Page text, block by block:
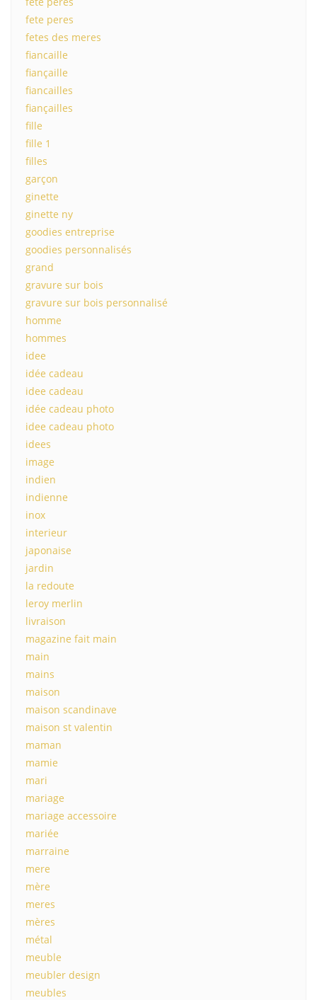
fete peres
fetes des meres
fiancaille
fiançaille
fiancailles
fiançailles
fille
fille 1
filles
garçon
ginette
ginette ny
goodies entreprise
goodies personnalisés
grand
gravure sur bois
gravure sur bois personnalisé
homme
hommes
idee
idée cadeau
idee cadeau
idée cadeau photo
idee cadeau photo
idees
image
indien
indienne
inox
interieur
japonaise
jardin
la redoute
leroy merlin
livraison
magazine fait main
main
mains
maison
maison scandinave
maison st valentin
maman
mamie
mari
mariage
mariage accessoire
mariée
marraine
mere
mère
meres
mères
métal
meuble
meubler design
meubles